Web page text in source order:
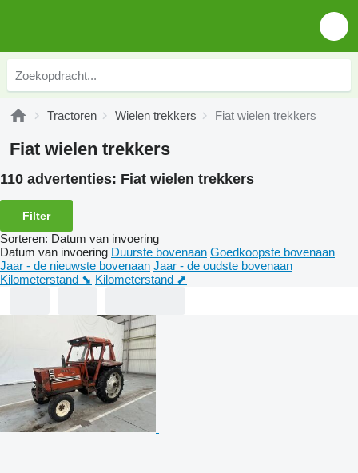
Tractoren Wielen trekkers Fiat wielen trekkers
Fiat wielen trekkers
110 advertenties: Fiat wielen trekkers
Filter
Sorteren: Datum van invoering
Datum van invoering Duurste bovenaan Goedkoopste bovenaan
Jaar - de nieuwste bovenaan Jaar - de oudste bovenaan
Kilometerstand ⬊ Kilometerstand ⬈